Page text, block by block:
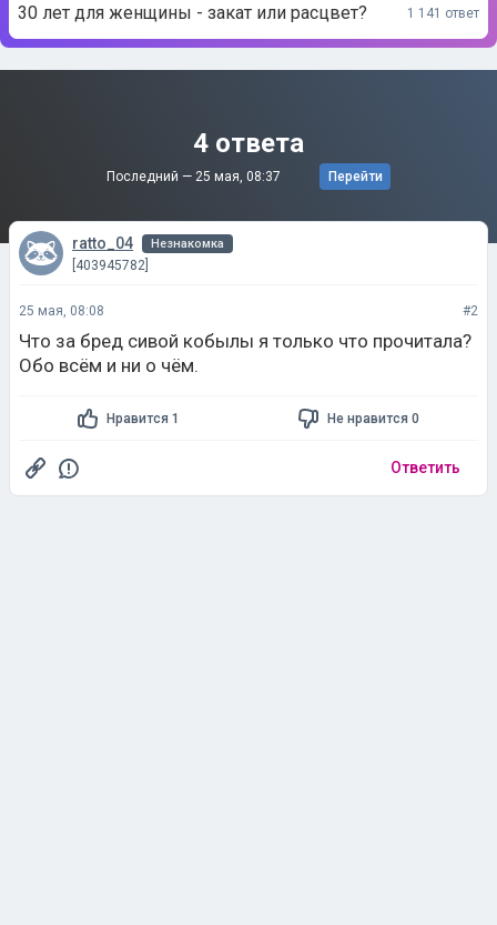
30 лет для женщины - закат или расцвет? 1 141 ответ
4 ответа
Последний — 25 мая, 08:37 Перейти
ratto_04 Незнакомка
[403945782]
25 мая, 08:08 #2
Что за бред сивой кобылы я только что прочитала?
Обо всём и ни о чём.
Нравится 1 Не нравится 0
Ответить